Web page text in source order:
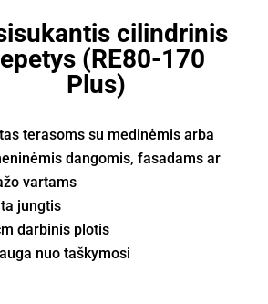
cilindrinis
(RE80-170
Plus)
terasoms su medinėmis arba
dangomis, fasadams ar
vartams
jungtis
darbinis plotis
nuo taškymosi